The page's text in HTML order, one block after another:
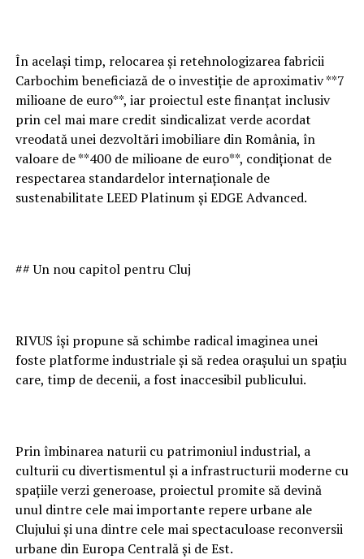
În același timp, relocarea și retehnologizarea fabricii
Carbochim beneficiază de o investiție de aproximativ **7
milioane de euro**, iar proiectul este finanțat inclusiv
prin cel mai mare credit sindicalizat verde acordat
vreodată unei dezvoltări imobiliare din România, în
valoare de **400 de milioane de euro**, condiționat de
respectarea standardelor internaționale de
sustenabilitate LEED Platinum și EDGE Advanced.
## Un nou capitol pentru Cluj
RIVUS își propune să schimbe radical imaginea unei
foste platforme industriale și să redea orașului un spațiu
care, timp de decenii, a fost inaccesibil publicului.
Prin îmbinarea naturii cu patrimoniul industrial, a
culturii cu divertismentul și a infrastructurii moderne cu
spațiile verzi generoase, proiectul promite să devină
unul dintre cele mai importante repere urbane ale
Clujului și una dintre cele mai spectaculoase reconversii
urbane din Europa Centrală și de Est.